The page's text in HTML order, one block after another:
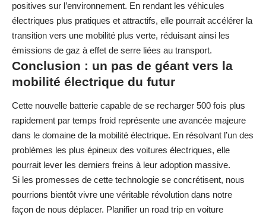
positives sur l’environnement. En rendant les véhicules
électriques plus pratiques et attractifs, elle pourrait accélérer la
transition vers une mobilité plus verte, réduisant ainsi les
émissions de gaz à effet de serre liées au transport.
Conclusion : un pas de géant vers la
mobilité électrique du futur
Cette nouvelle batterie capable de se recharger 500 fois plus
rapidement par temps froid représente une avancée majeure
dans le domaine de la mobilité électrique. En résolvant l’un des
problèmes les plus épineux des voitures électriques, elle
pourrait lever les derniers freins à leur adoption massive.
Si les promesses de cette technologie se concrétisent, nous
pourrions bientôt vivre une véritable révolution dans notre
façon de nous déplacer. Planifier un road trip en voiture